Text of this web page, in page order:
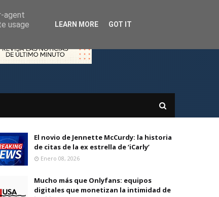
El novio de Jennette McCurdy: la historia
de citas de la ex estrella de ‘iCarly’
Enero 08, 2026
Mucho más que Onlyfans: equipos
digitales que monetizan la intimidad de
agent
usage
LEARN MORE GOT IT